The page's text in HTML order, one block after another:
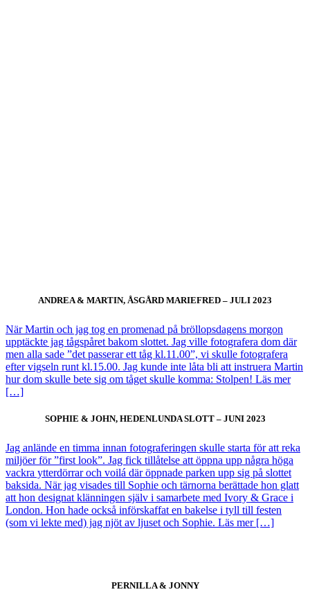
ANDREA & MARTIN, ÅSGÅRD MARIEFRED – JULI 2023
När Martin och jag tog en promenad på bröllopsdagens morgon
upptäckte jag tågspåret bakom slottet. Jag ville fotografera dom där
men alla sade ”det passerar ett tåg kl.11.00”, vi skulle fotografera
efter vigseln runt kl.15.00. Jag kunde inte låta bli att instruera Martin
hur dom skulle bete sig om tåget skulle komma: Stolpen! Läs mer
[…]
SOPHIE & JOHN, HEDENLUNDA SLOTT – JUNI 2023
Jag anlände en timma innan fotograferingen skulle starta för att reka
miljöer för ”first look”. Jag fick tillåtelse att öppna upp några höga
vackra ytterdörrar och voilá där öppnade parken upp sig på slottet
baksida. När jag visades till Sophie och tärnorna berättade hon glatt
att hon designat klänningen själv i samarbete med Ivory & Grace i
London. Hon hade också införskaffat en bakelse i tyll till festen
(som vi lekte med) jag njöt av ljuset och Sophie. Läs mer […]
PERNILLA & JONNY